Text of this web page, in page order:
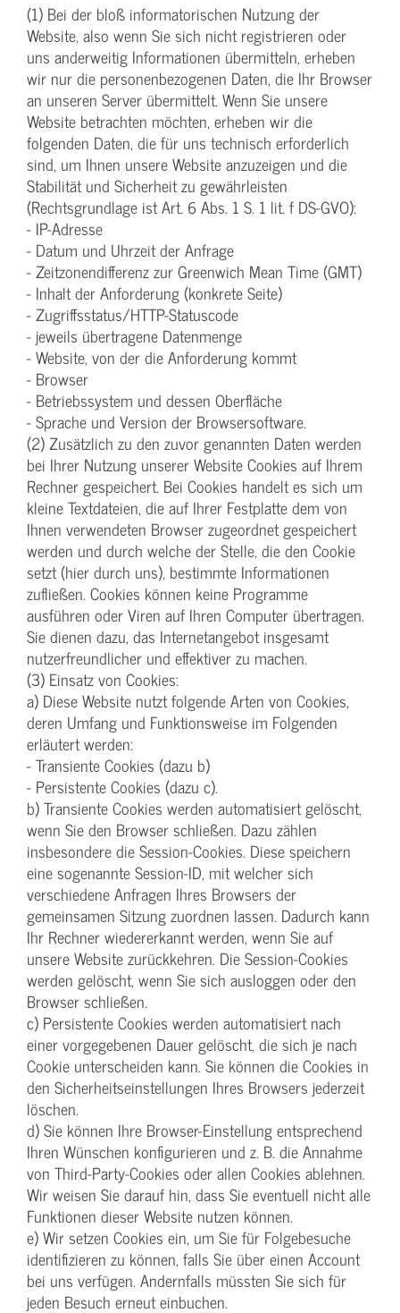
(1) Bei der bloß informatorischen Nutzung der
Website, also wenn Sie sich nicht registrieren oder
uns anderweitig Informationen übermitteln, erheben
wir nur die personenbezogenen Daten, die Ihr Browser
an unseren Server übermittelt. Wenn Sie unsere
Website betrachten möchten, erheben wir die
folgenden Daten, die für uns technisch erforderlich
sind, um Ihnen unsere Website anzuzeigen und die
Stabilität und Sicherheit zu gewährleisten
(Rechtsgrundlage ist Art. 6 Abs. 1 S. 1 lit. f DS-GVO):
- IP-Adresse
- Datum und Uhrzeit der Anfrage
- Zeitzonendifferenz zur Greenwich Mean Time (GMT)
- Inhalt der Anforderung (konkrete Seite)
- Zugriffsstatus/HTTP-Statuscode
- jeweils übertragene Datenmenge
- Website, von der die Anforderung kommt
- Browser
- Betriebssystem und dessen Oberfläche
- Sprache und Version der Browsersoftware.
(2) Zusätzlich zu den zuvor genannten Daten werden
bei Ihrer Nutzung unserer Website Cookies auf Ihrem
Rechner gespeichert. Bei Cookies handelt es sich um
kleine Textdateien, die auf Ihrer Festplatte dem von
Ihnen verwendeten Browser zugeordnet gespeichert
werden und durch welche der Stelle, die den Cookie
setzt (hier durch uns), bestimmte Informationen
zufließen. Cookies können keine Programme
ausführen oder Viren auf Ihren Computer übertragen.
Sie dienen dazu, das Internetangebot insgesamt
nutzerfreundlicher und effektiver zu machen.
(3) Einsatz von Cookies:
a) Diese Website nutzt folgende Arten von Cookies,
deren Umfang und Funktionsweise im Folgenden
erläutert werden:
- Transiente Cookies (dazu b)
- Persistente Cookies (dazu c).
b) Transiente Cookies werden automatisiert gelöscht,
wenn Sie den Browser schließen. Dazu zählen
insbesondere die Session-Cookies. Diese speichern
eine sogenannte Session-ID, mit welcher sich
verschiedene Anfragen Ihres Browsers der
gemeinsamen Sitzung zuordnen lassen. Dadurch kann
Ihr Rechner wiedererkannt werden, wenn Sie auf
unsere Website zurückkehren. Die Session-Cookies
werden gelöscht, wenn Sie sich ausloggen oder den
Browser schließen.
c) Persistente Cookies werden automatisiert nach
einer vorgegebenen Dauer gelöscht, die sich je nach
Cookie unterscheiden kann. Sie können die Cookies in
den Sicherheitseinstellungen Ihres Browsers jederzeit
löschen.
d) Sie können Ihre Browser-Einstellung entsprechend
Ihren Wünschen konfigurieren und z. B. die Annahme
von Third-Party-Cookies oder allen Cookies ablehnen.
Wir weisen Sie darauf hin, dass Sie eventuell nicht alle
Funktionen dieser Website nutzen können.
e) Wir setzen Cookies ein, um Sie für Folgebesuche
identifizieren zu können, falls Sie über einen Account
bei uns verfügen. Andernfalls müssten Sie sich für
jeden Besuch erneut einbuchen.